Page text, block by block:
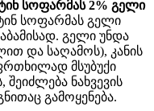
სოფარმას 2% გელი
სოფარმას გელი
გელი უნდა
და საღამოს), კანის
მსუბუქი
ნახვევის
გამოყენება.